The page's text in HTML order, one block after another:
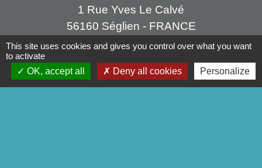
1 Rue Yves Le Calvé
56160 Séglien - FRANCE
+33 2 97 28 00 66
Contact par formulaire
This site uses cookies and gives you control over what you want
to activate
OK, accept all
Deny all cookies Personalize